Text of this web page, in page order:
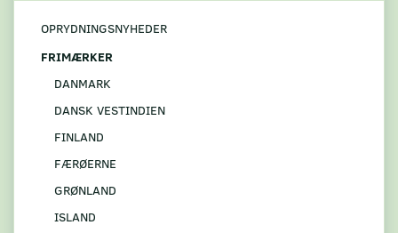
OPRYDNINGSNYHEDER
FRIMÆRKER
DANMARK
DANSK VESTINDIEN
FINLAND
FÆRØERNE
GRØNLAND
ISLAND